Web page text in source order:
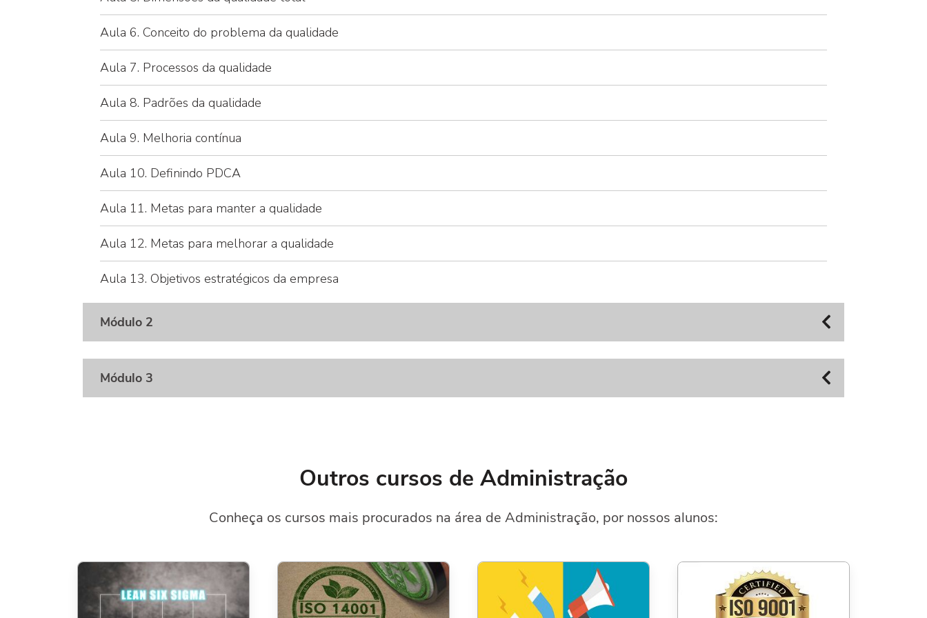
Aula 6. Conceito do problema da qualidade
Aula 7. Processos da qualidade
Aula 8. Padrões da qualidade
Aula 9. Melhoria contínua
Aula 10. Definindo PDCA
Aula 11. Metas para manter a qualidade
Aula 12. Metas para melhorar a qualidade
Aula 13. Objetivos estratégicos da empresa
Módulo 2
Módulo 3
Outros cursos de Administração
Conheça os cursos mais procurados na área de Administração, por nossos alunos: